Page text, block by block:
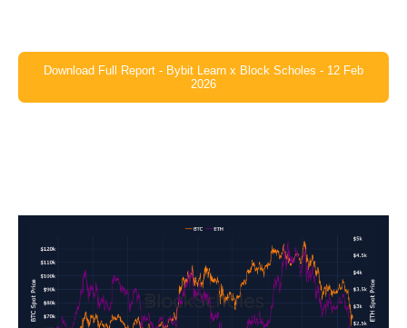
Download Full Report - Bybit Learn x Block Scholes - 12 Feb
2026